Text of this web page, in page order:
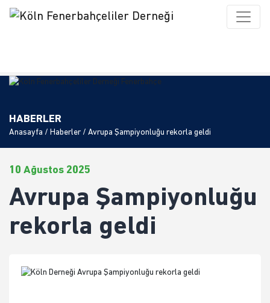
HABERLER
Anasayfa / Haberler / Avrupa Şampiyonluğu rekorla geldi
10 Ağustos 2025
Avrupa Şampiyonluğu
rekorla geldi